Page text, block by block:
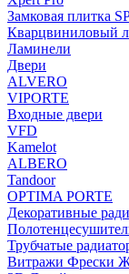
Замковая плитка
Кварцвиниловый
Ламинели
Двери
ALVERO
VIPORTE
Входные двери
VFD
Kamelot
ALBERO
Tandoor
OPTIMA PORTE
Декоративные
Трубчатые
Витражи Фрески